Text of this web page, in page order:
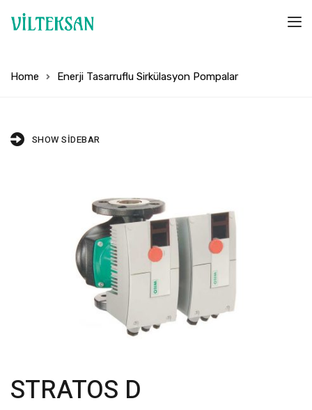
Home Enerji Tasarruflu Sirkülasyon Pompalar
SHOW SIDEBAR
STRATOS D